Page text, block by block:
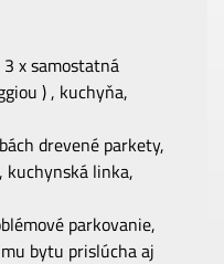
x samostatná
) , kuchyňa,
drevené parkety,
kuchynská linka,
parkovanie,
bytu prislúcha aj